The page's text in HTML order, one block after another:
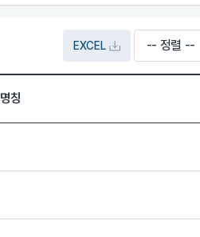
EXCEL
명칭